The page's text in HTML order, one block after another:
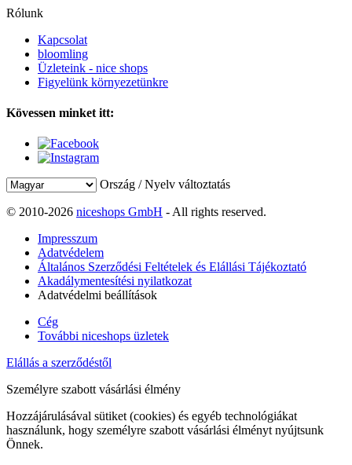
Rólunk
Kapcsolat
bloomling
Üzleteink - nice shops
Figyelünk környezetünkre
Kövessen minket itt:
Ország / Nyelv változtatás
© 2010-2026 niceshops GmbH - All rights reserved.
Impresszum
Adatvédelem
Általános Szerződési Feltételek és Elállási Tájékoztató
Akadálymentesítési nyilatkozat
Adatvédelmi beállítások
Cég
További niceshops üzletek
Elállás a szerződéstől
Személyre szabott vásárlási élmény
Hozzájárulásával sütiket (cookies) és egyéb technológiákat
használunk, hogy személyre szabott vásárlási élményt nyújtsunk
Önnek.